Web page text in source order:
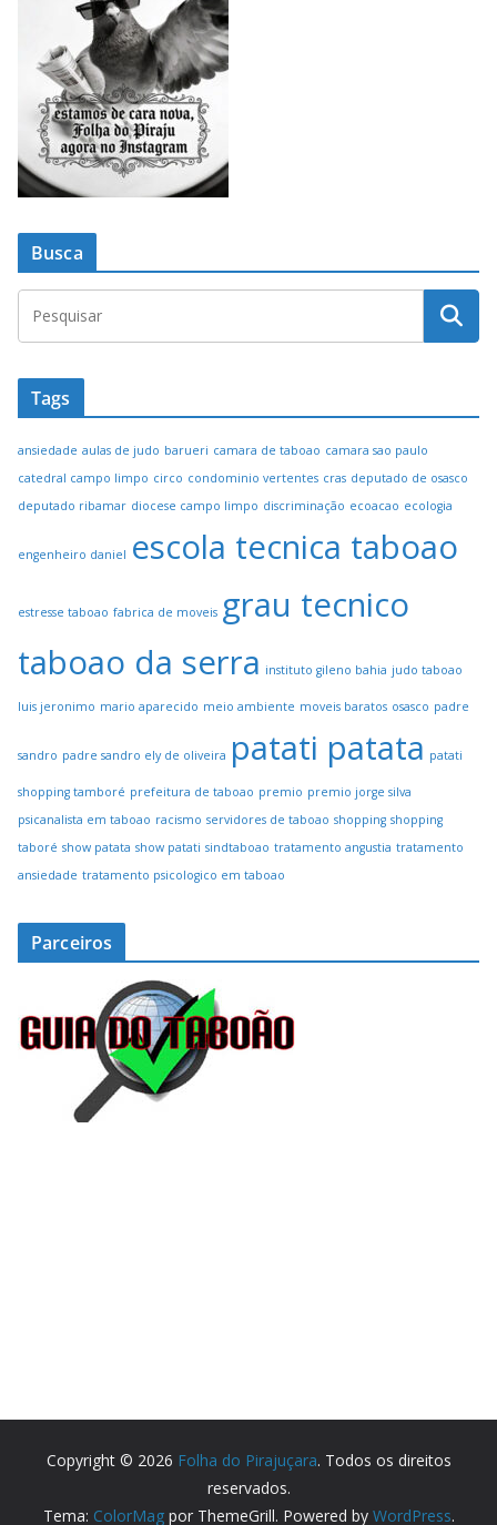
Busca
Tags
ansiedade aulas de judo barueri camara de taboao camara sao paulo
catedral campo limpo circo condominio vertentes cras deputado de osasco
deputado ribamar diocese campo limpo discriminação ecoacao ecologia
engenheiro daniel escola tecnica taboao
estresse taboao fabrica de moveis grau tecnico
taboao da serra instituto gileno bahia judo taboao
luis jeronimo mario aparecido meio ambiente moveis baratos osasco padre
sandro padre sandro ely de oliveira patati patata patati
shopping tamboré prefeitura de taboao premio premio jorge silva
psicanalista em taboao racismo servidores de taboao shopping shopping
taboré show patata show patati sindtaboao tratamento angustia tratamento
ansiedade tratamento psicologico em taboao
Parceiros
Copyright © 2026 Folha do Pirajuçara. Todos os direitos
reservados.
Tema: ColorMagpor ThemeGrill. Powered by WordPress.